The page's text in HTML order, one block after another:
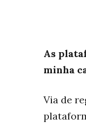
As
minha
Via de